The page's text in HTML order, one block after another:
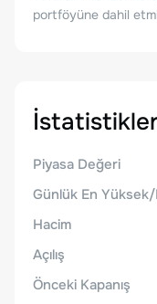
portföyüne dahil
Piyasa Değeri
Günlük En
Hacim
Açılış
Önceki Kapanış